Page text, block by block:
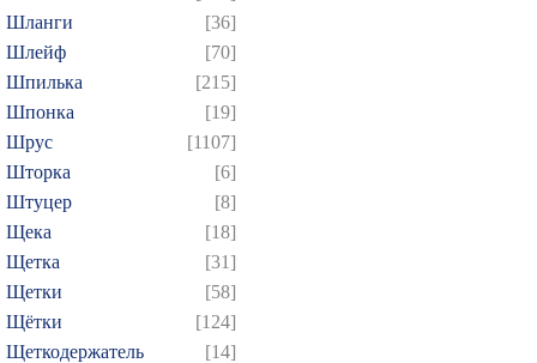
Шланги
[36]
Шлейф
[70]
Шпилька
[215]
Шпонка
[19]
Шрус
[1107]
Шторка
[6]
Штуцер
[8]
Щека
[18]
Щетка
[31]
Щетки
[58]
Щётки
[124]
Щеткодержатель
[14]